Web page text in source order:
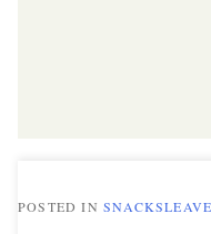
POSTED IN SNACKS